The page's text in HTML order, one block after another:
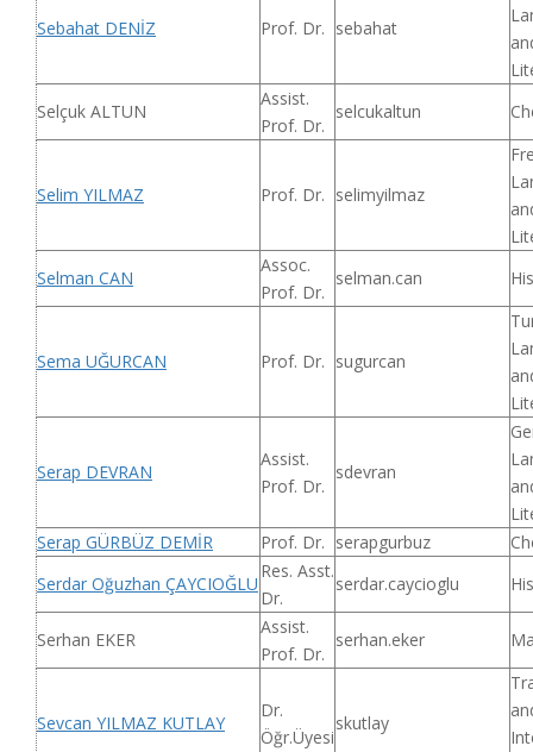
Sebahat DENİZ Prof. Dr. sebahat
Selçuk ALTUN
Assist.
Prof. Dr.
selcukaltun
Selim YILMAZ Prof. Dr. selimyilmaz
Selman CAN
Assoc.
Prof. Dr.
selman.can
Sema UĞURCAN Prof. Dr. sugurcan
Serap DEVRAN
Assist.
Prof. Dr.
sdevran
Serap GÜRBÜZ DEMİR
Prof. Dr. serapgurbuz
Serdar Oğuzhan ÇAYCIOĞLU
Res. Asst.
Dr.
serdar.caycioglu
Serhan EKER
Assist.
Prof. Dr.
serhan.eker
Sevcan YILMAZ KUTLAY
Dr.
Öğr.Üyesi
skutlay